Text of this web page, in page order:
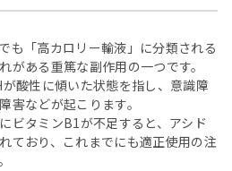
も「高カロリー輸液」に分類される
がある重篤な副作用の一つです。
酸性に傾いた状態を指し、意識障
害などが起こります。
ビタミンB1が不足すると、アシド
ており、これまでにも適正使用の注